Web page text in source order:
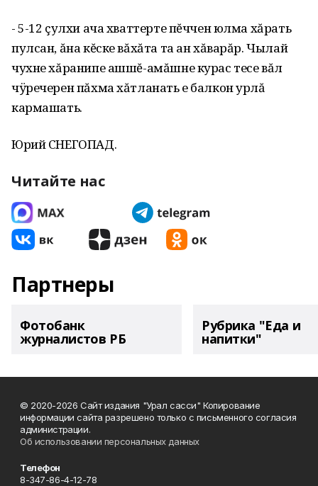
- 5-12 çулхи ача хваттерте пĕччен юлма хăрать
пулсан, ăна кĕске вăхăта та ан хăварăр. Чылай
чухне хăранипе ашшĕ-амăшне курас тесе вăл
чÿречерен пăхма хăтланать е балкон урлă
кармашать.
Юрий СНЕГОПАД.
Читайте нас
Партнеры
Фотобанк
журналистов РБ
Рубрика "Еда и
напитки"
© 2020-2026 Сайт издания "Урал сасси" Копирование
информации сайта разрешено только с письменного согласия
администрации.
Об использовании персональных данных
Телефон
8-347-86-4-12-78